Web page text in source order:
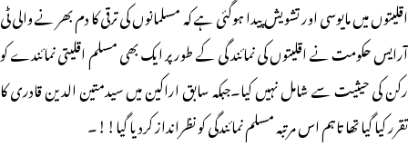
اقلیتوں میں مایوسی اور تشویش پیدا ہوگئی ہے کہ مسلمانوں کی ترقی کا دم بھر نے والی ٹی
آرایس حکومت نے اقلیتوں کی نمائند گی کے طور پر ایک بھی مسلم اقلیتی نمائندے کو
رکن کی حیثیت سے شامل نہیں کیا۔جبکہ سابق اراکین میں سیدمتین الدین قادری کا
تقرر کیا گیا تھا تاہم اس مرتبہ مسلم نمائندگی کو نظرانداز کردیا گیا!!۔